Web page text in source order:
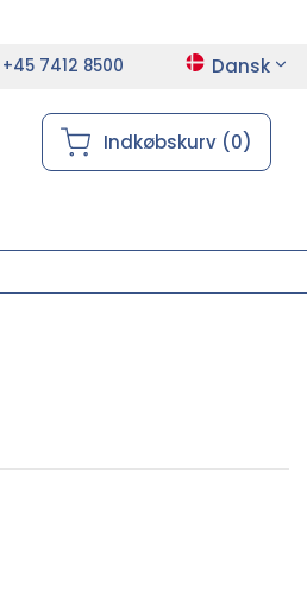
+45 7412 8500 Dansk
Indkøbskurv (0)